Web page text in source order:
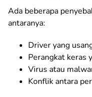
Ada beberapa
antaranya:
Driver yang
Perangkat keras
Virus atau
Konflik antara